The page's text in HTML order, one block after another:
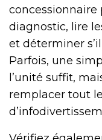
concessionnaire
diagnostic, lire
et déterminer
Parfois, une
l’unité suffit,
remplacer tout